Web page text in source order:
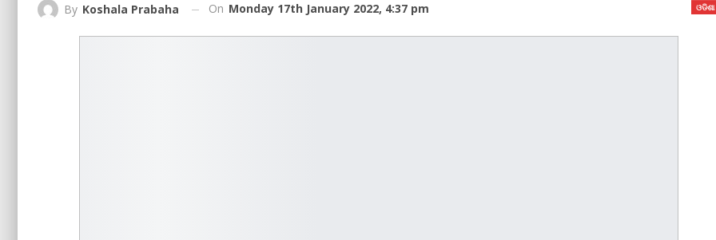
ଓଡିଶା
By Koshala Prabaha On Monday 17th January 2022, 4:37 pm